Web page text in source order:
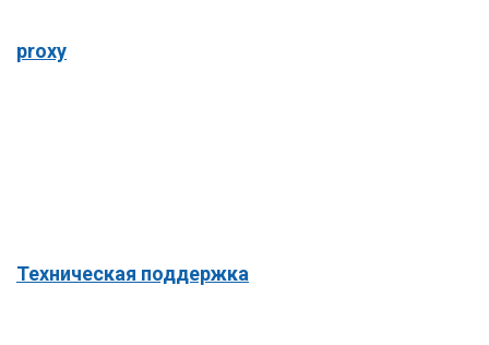
proxy
Техническая поддержка